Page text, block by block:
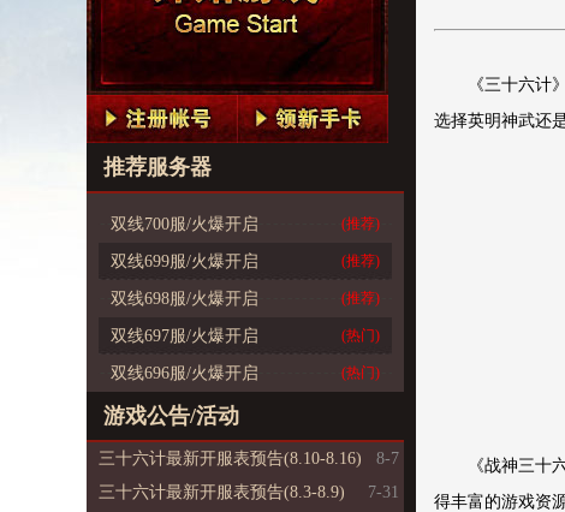
推荐服务器
双线700服/火爆开启 (推荐)
双线699服/火爆开启 (推荐)
双线698服/火爆开启 (推荐)
双线697服/火爆开启 (热门)
双线696服/火爆开启 (热门)
游戏公告/活动
三十六计最新开服表预告(8.10-8.16)
8-7
三十六计最新开服表预告(8.3-8.9)
7-31
《三十六计
选择英明神武还
《战神三十
得丰富的游戏资